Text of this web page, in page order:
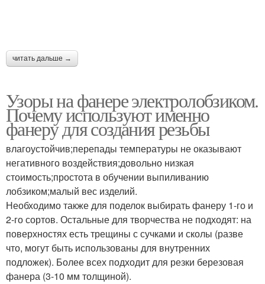
читать дальше →
Узоры на фанере электролобзиком.
Почему используют именно
фанеру для создания резьбы
влагоустойчив;перепады температуры не оказывают
негативного воздействия;довольно низкая
стоимость;простота в обучении выпиливанию
лобзиком;малый вес изделий.
Необходимо также для поделок выбирать фанеру 1-го и
2-го сортов. Остальные для творчества не подходят: на
поверхностях есть трещины с сучками и сколы (разве
что, могут быть использованы для внутренних
подложек). Более всех подходит для резки березовая
фанера (3-10 мм толщиной).